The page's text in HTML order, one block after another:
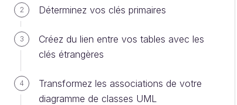
2 Déterminez vos clés primaires
3
Créez du lien entre vos tables avec les
clés étrangères
4
Transformez les associations de votre
diagramme de classes UML